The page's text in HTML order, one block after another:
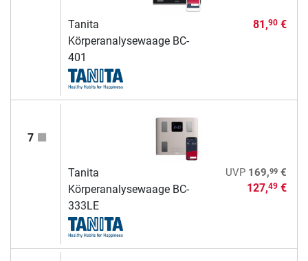
Tanita
Körperanalysewaage BC-
401
81,90€
7
Tanita
Körperanalysewaage BC-
333LE
UVP 169,99€
127,49€